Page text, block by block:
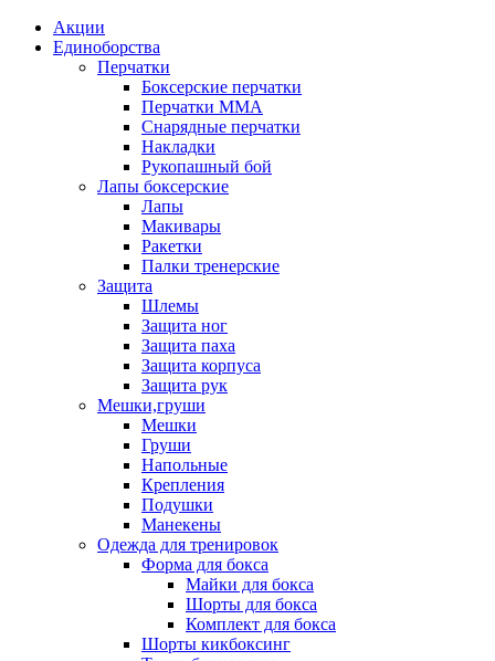
Акции
Единоборства
Перчатки
Боксерские перчатки
Перчатки ММА
Снарядные перчатки
Накладки
Рукопашный бой
Лапы боксерские
Лапы
Макивары
Ракетки
Палки тренерские
Защита
Шлемы
Защита ног
Защита паха
Защита корпуса
Защита рук
Мешки,груши
Мешки
Груши
Напольные
Крепления
Подушки
Манекены
Одежда для тренировок
Форма для бокса
Майки для бокса
Шорты для бокса
Комплект для бокса
Шорты кикбоксинг